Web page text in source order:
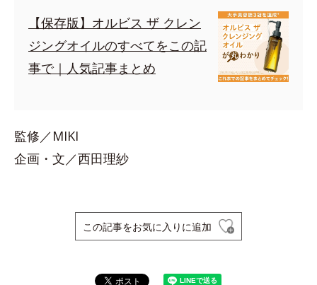
【保存版】オルビス ザ クレン
ジングオイルのすべてをこの記
事で｜人気記事まとめ
監修／MIKI
企画・文／西田理紗
この記事をお気に入りに追加